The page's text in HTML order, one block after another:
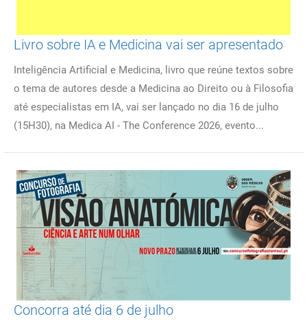
Livro sobre IA e Medicina vai ser apresentado
Inteligência Artificial e Medicina, livro que reúne textos sobre
o tema de autores desde a Medicina ao Direito ou à Filosofia
até especialistas em IA, vai ser lançado no dia 16 de julho
(15H30), na Medica AI - The Conference 2026, evento...
Concorra até dia 6 de julho